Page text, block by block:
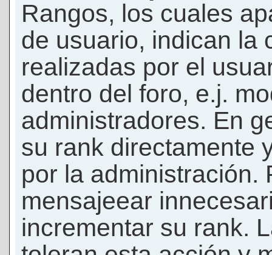
Rangos, los cuales
de usuario, indican la
realizadas por el
dentro del foro, e.j.
administradores. En
su rank directamente
por la administración.
mensajeear
incrementar su rank.